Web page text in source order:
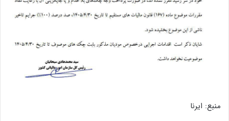
منبع: ایرنا